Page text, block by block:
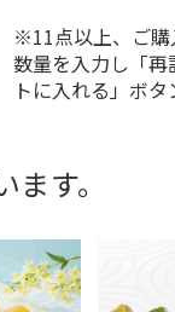
※11点以上、ご購
数量を入力し「
トに入れる」ボ
す。